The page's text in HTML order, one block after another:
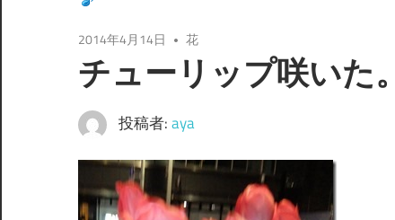
た
癒
し
の
空
間
2014年4月14日 花
チューリップ咲いた
投稿者:aya